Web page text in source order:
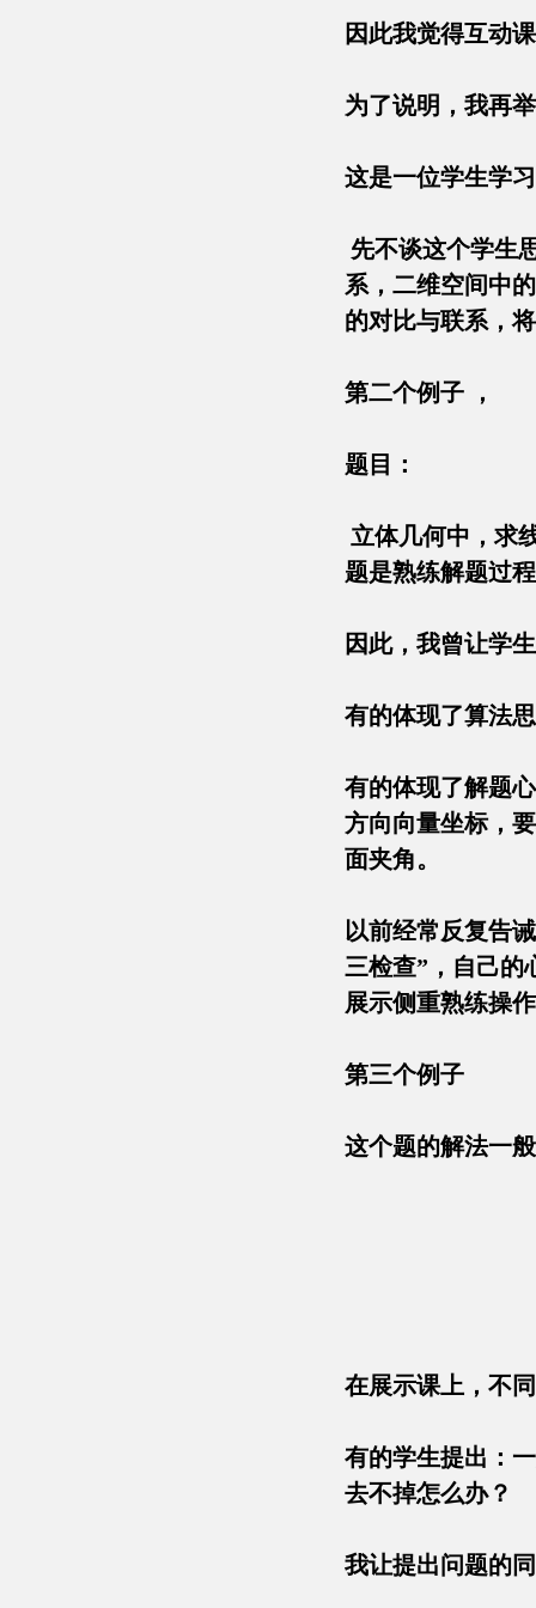
因此我觉得互动
为了说明，我
这是一位学生学
先不谈这个学生
系，二维空间中
的对比与联系，
第二个例子
题目：
立体几何中，求
题是熟练解题
因此，我曾让学
有的体现了算
有的体现了解题
方向向量坐标，
面夹角。
以前经常反复告
三检查”，自己的
展示侧重熟练
第三个例子
这个题的解法一
在展示课上，
有的学生提出：
去不掉怎么办
我让提出问题的